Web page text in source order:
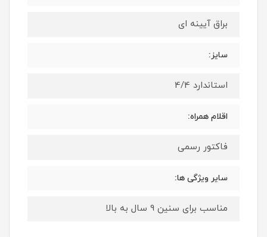
براق آیینه ای
سایز:
استاندارد 4/4
اقلام همراه:
فاکتور رسمی
سایر ویژگی ها:
مناسب برای سنین 9 سال به بالا